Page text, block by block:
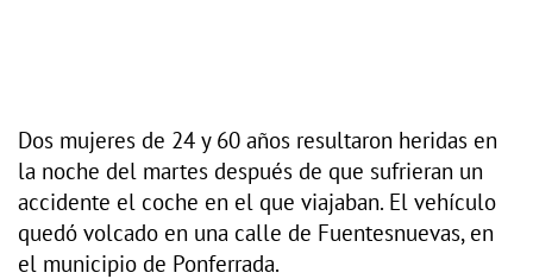
Dos mujeres de 24 y 60 años resultaron heridas en
la noche del martes después de que sufrieran un
accidente el coche en el que viajaban. El vehículo
quedó volcado en una calle de Fuentesnuevas, en
el municipio de Ponferrada.